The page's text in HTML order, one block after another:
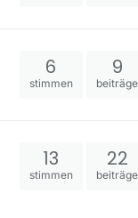
6
stimmen
9
beiträge
13
stimmen
22
beiträge